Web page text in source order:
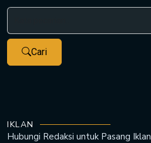
Cari
IKLAN
Hubungi Redaksi untuk Pasang Iklan